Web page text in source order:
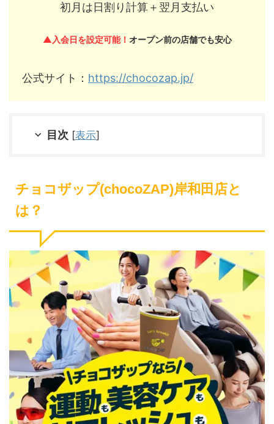
初月は日割り計算＋翌月支払い
▲入会日を設定可能！ オープン前の店舗でも安心
公式サイト： https://chocozap.jp/
目次 [表示]
チョコザップ(chocoZAP)岸和田店と
は？